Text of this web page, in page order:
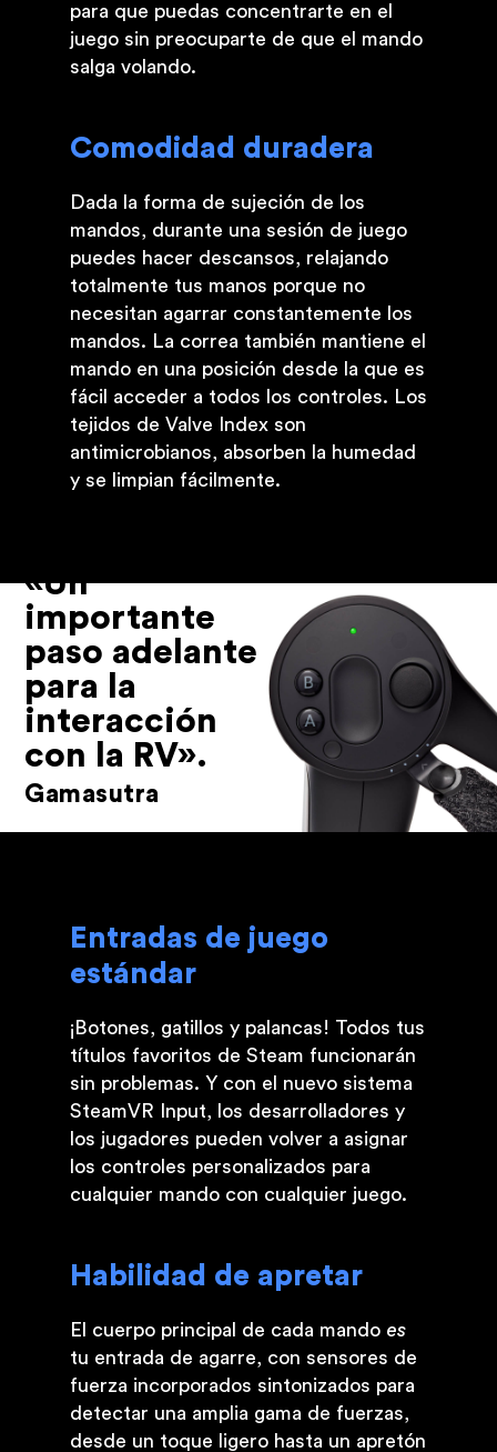
para que puedas concentrarte en el
juego sin preocuparte de que el mando
salga volando.
Comodidad duradera
Dada la forma de sujeción de los
mandos, durante una sesión de juego
puedes hacer descansos, relajando
totalmente tus manos porque no
necesitan agarrar constantemente los
mandos. La correa también mantiene el
mando en una posición desde la que es
fácil acceder a todos los controles. Los
tejidos de Valve Index son
antimicrobianos, absorben la humedad
y se limpian fácilmente.
«Un
importante
paso adelante
para la
interacción
con la RV».
Gamasutra
Entradas de juego
estándar
¡Botones, gatillos y palancas! Todos tus
títulos favoritos de Steam funcionarán
sin problemas. Y con el nuevo sistema
SteamVR Input, los desarrolladores y
los jugadores pueden volver a asignar
los controles personalizados para
cualquier mando con cualquier juego.
Habilidad de apretar
El cuerpo principal de cada mando es
tu entrada de agarre, con sensores de
fuerza incorporados sintonizados para
detectar una amplia gama de fuerzas,
desde un toque ligero hasta un apretón